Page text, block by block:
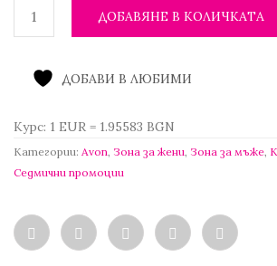
ДОБАВЯНЕ В КОЛИЧКАТА
ДОБАВИ В ЛЮБИМИ
Курс: 1 EUR = 1.95583 BGN
Категории: Avon Зона за жени Зона за мъже
Седмични промоции